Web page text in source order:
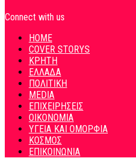
Connect with us
HOME
COVER STORYS
ΚΡΗΤΗ
ΕΛΛΑΔΑ
ΠΟΛΙΤΙΚΗ
MEDIA
ΕΠΙΧΕΙΡΗΣΕΙΣ
ΟΙΚΟΝΟΜΙΑ
ΥΓΕΙΑ ΚΑΙ ΟΜΟΡΦΙΑ
ΚΟΣΜΟΣ
ΕΠΙΚΟΙΝΩΝΙΑ